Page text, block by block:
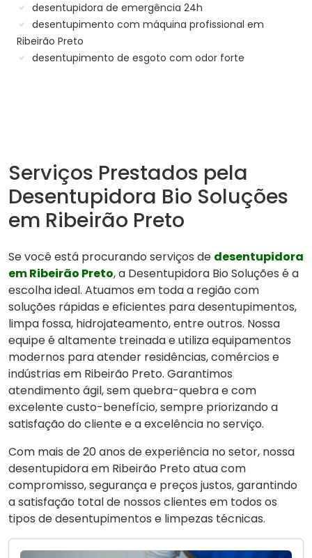
desentupidora de emergência 24h
desentupimento com máquina profissional em
Ribeirão Preto
desentupimento de esgoto com odor forte
Serviços Prestados pela
Desentupidora Bio Soluções
em Ribeirão Preto
Se você está procurando serviços de desentupidora
em Ribeirão Preto, a Desentupidora Bio Soluções é a
escolha ideal. Atuamos em toda a região com
soluções rápidas e eficientes para desentupimentos,
limpa fossa, hidrojateamento, entre outros. Nossa
equipe é altamente treinada e utiliza equipamentos
modernos para atender residências, comércios e
indústrias em Ribeirão Preto. Garantimos
atendimento ágil, sem quebra-quebra e com
excelente custo-benefício, sempre priorizando a
satisfação do cliente e a excelência no serviço.
Com mais de 20 anos de experiência no setor, nossa
desentupidora em Ribeirão Preto atua com
compromisso, segurança e preços justos, garantindo
a satisfação total de nossos clientes em todos os
tipos de desentupimentos e limpezas técnicas.